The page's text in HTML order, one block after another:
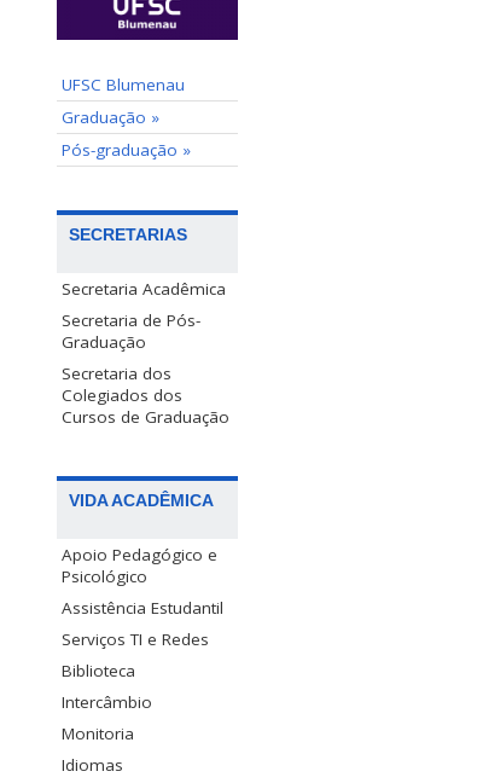
UFSC Blumenau
Graduação »
Pós-graduação »
SECRETARIAS
Secretaria Acadêmica
Secretaria de Pós-
Graduação
Secretaria dos
Colegiados dos
Cursos de Graduação
VIDA ACADÊMICA
Apoio Pedagógico e
Psicológico
Assistência Estudantil
Serviços TI e Redes
Biblioteca
Intercâmbio
Monitoria
Idiomas